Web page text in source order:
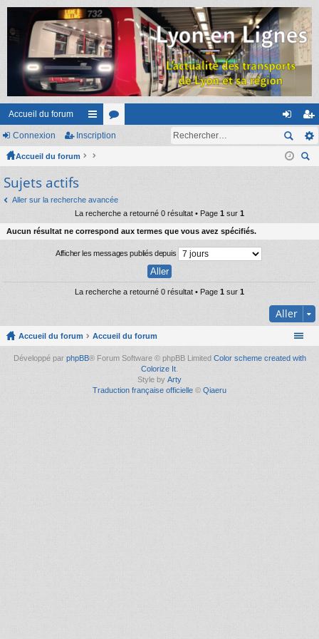
Accueil du forum
ac
co
ci
s
or
s
on
ne
ns
cri
Connexion Inscription
Accueil du forum
Sujets actifs
Aller sur la recherche avancée
La recherche a retourné 0 résultat • Page 1 sur 1
Aucun résultat ne correspond aux termes que vous avez spécifiés.
Afficher les messages publiés depuis
La recherche a retourné 0 résultat • Page 1 sur 1
Aller
Accueil du forum Accueil du forum
Développé par phpBB® Forum Software © phpBB Limited Color scheme created with
Colorize It
Style by Arty
Traduction française officielle © Qiaeru